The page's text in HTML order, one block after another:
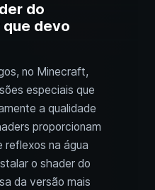
do
devo
no Minecraft,
especiais que
a qualidade
proporcionam
reflexos na água
o shader do
da versão mais